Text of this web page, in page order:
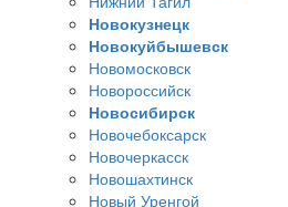
Новокузнецк
Новокуйбышевск
Новомосковск
Новороссийск
Новосибирск
Новочебоксарск
Новочеркасск
Новошахтинск
Новый Уренгой